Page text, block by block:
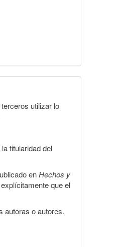
utilizar lo
titularidad del
enHechos y
que el
autoras o autores.